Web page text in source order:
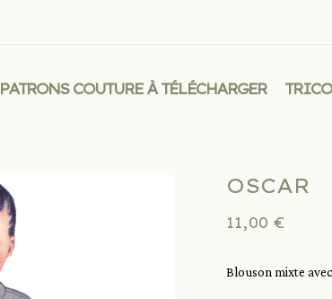
PATRONS COUTURE À TÉLÉCHARGER
OSCAR
11,00 €
Blouson mixte